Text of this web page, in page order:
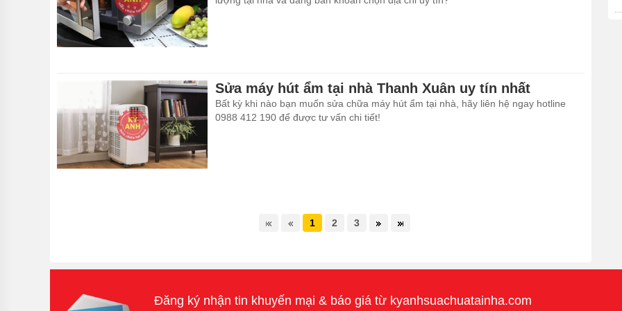
Sửa máy hút ẩm tại nhà Thanh Xuân uy tín nhất
Bất kỳ khi nào bạn muốn sửa chữa máy hút ẩm tại nhà, hãy liên hệ ngay hotline
0988 412 190 để được tư vấn chi tiết!
1 2 3
Đăng ký nhận tin khuyến mại & báo giá từ kyanhsuachuatainha.com